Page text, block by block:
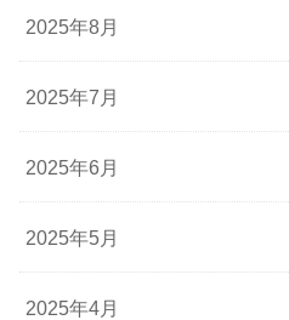
2025年8月
2025年7月
2025年6月
2025年5月
2025年4月